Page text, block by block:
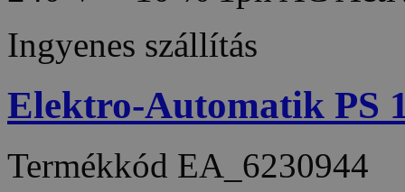
Ingyenes szállítás
Elektro-Automatik PS
Termékkód EA_6230944